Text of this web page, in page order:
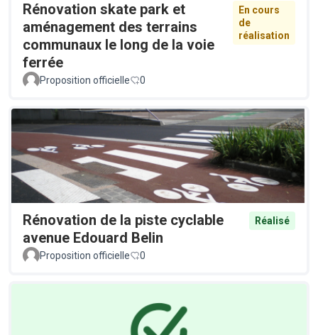
Rénovation skate park et
aménagement des terrains
communaux le long de la voie
ferrée
En cours
de
réalisation
Proposition officielle 0
Rénovation de la piste cyclable
avenue Edouard Belin
Réalisé
Proposition officielle 0